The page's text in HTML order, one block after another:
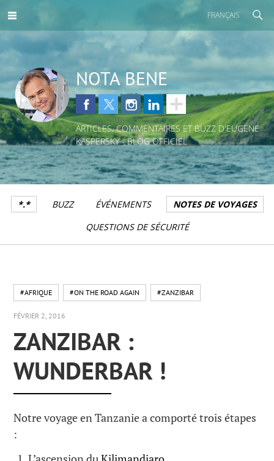
FRANÇAIS
NOTA BENE
ARTICLES, COMMENTAIRES ET BUZZ D'EUGENE
KASPERSKY - BLOG OFFICIEL
*.* BUZZ ÉVÉNEMENTS
NOTES DE VOYAGES
QUESTIONS DE SÉCURITÉ
#AFRIQUE #ON THE ROAD AGAIN #ZANZIBAR
FÉVRIER 2, 2016
ZANZIBAR :
WUNDERBAR !
Notre voyage en Tanzanie a comporté trois étapes
: